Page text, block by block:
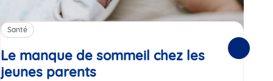
Santé
Le manque de sommeil chez les
jeunes parents